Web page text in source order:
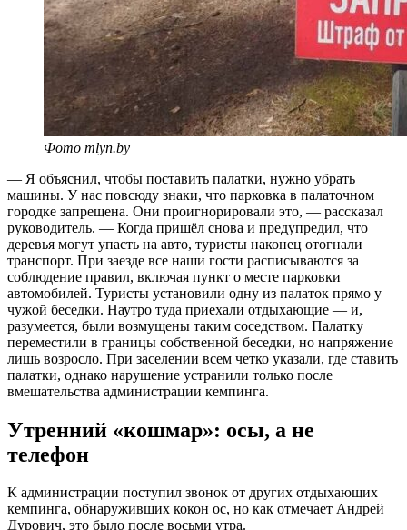
Фото mlyn.by
— Я объяснил, чтобы поставить палатки, нужно убрать
машины. У нас повсюду знаки, что парковка в палаточном
городке запрещена. Они проигнорировали это, — рассказал
руководитель. — Когда пришёл снова и предупредил, что
деревья могут упасть на авто, туристы наконец отогнали
транспорт. При заезде все наши гости расписываются за
соблюдение правил, включая пункт о месте парковки
автомобилей. Туристы установили одну из палаток прямо у
чужой беседки. Наутро туда приехали отдыхающие — и,
разумеется, были возмущены таким соседством. Палатку
переместили в границы собственной беседки, но напряжение
лишь возросло. При заселении всем четко указали, где ставить
палатки, однако нарушение устранили только после
вмешательства администрации кемпинга.
Утренний «кошмар»: осы, а не
телефон
К администрации поступил звонок от других отдыхающих
кемпинга, обнаруживших кокон ос, но как отмечает Андрей
Дурович, это было после восьми утра.